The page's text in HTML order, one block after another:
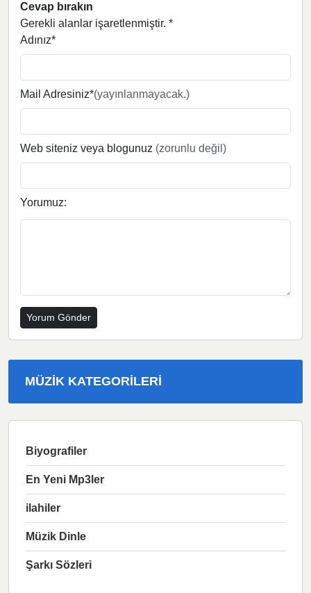
Cevap bırakın
Gerekli alanlar işaretlenmiştir. *
Adınız*
Mail Adresiniz*(yayınlanmayacak.)
Web siteniz veya blogunuz (zorunlu değil)
Yorumuz:
MÜZIK KATEGORILERI
Biyografiler
En Yeni Mp3ler
ilahiler
Müzik Dinle
Şarkı Sözleri